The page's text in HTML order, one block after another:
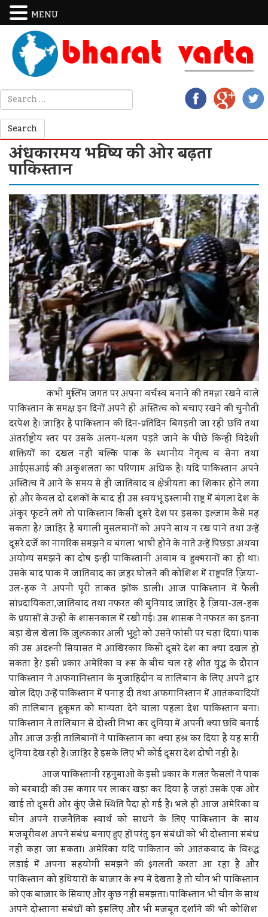
अंधकारमय भविष्य की ओर बढ़ता
पाकिस्तान
कभी मुस्लिम जगत पर अपना वर्चस्व बनाने की तमन्ना रखने वाले
पाकिस्तान के समक्ष इन दिनों अपने ही अस्तित्व को बचाए रखने की चुनौती
दरपेश है। ज़ाहिर है पाकिस्तान की दिन-प्रतिदिन बिगड़ती जा रही छवि तथा
अंतर्राष्ट्रीय स्तर पर उसके अलग-थलग पड़ते जाने के पीछे किन्हीं विदेशी
शक्तियों का दखल नहीं बल्कि पाक के स्थानीय नेतृत्व व सेना तथा
आईएसआई की अकुशलता का परिणाम अधिक है। यदि पाकिस्तान अपने
अस्तित्व में आने के समय से ही जातिवाद व क्षेत्रीयता का शिकार होने लगा
हो और केवल दो दशकों के बाद ही उस स्वयंभू इस्लामी राष्ट्र में बंगला देश के
अंकुर फूटने लगे तो पाकिस्तान किसी दूसरे देश पर इसका इल्ज़ाम कैसे मढ़
सकता है? ज़ाहिर है बंगाली मुसलमानों को अपने साथ न रख पाने तथा उन्हें
दूसरे दर्जे का नागरिक समझने व बंगला भाषी होने के नाते उन्हें पिछड़ा अथवा
अयोग्य समझने का दोष इन्हीं पाकिस्तानी अवाम व हुक्मरानों का ही था।
उसके बाद पाक में जातिवाद का ज़हर घोलने की कोशिश में राष्ट्रपति जि़या-
उल-हक ने अपनी पूरी ताकत झोंक डाली। आज पाकिस्तान में फैली
सांप्रदायिकता,जातिवाद तथा नफरत की बुनियाद ज़ाहिर है जि़या-उल-हक
के प्रयासों से उन्हीं के शासनकाल में रखी गई। उस शासक ने नफरत का इतना
बड़ा खेल खेला कि ज़ुल्फकार अली भुट्टो को उसने फांसी पर चढ़ा दिया। पाक
की उस अंदरूनी सियासत में आखिरकार किसी दूसरे देश का क्या दखल हो
सकता है? इसी प्रकार अमेरिका व रूस के बीच चल रहे शीत युद्ध के दौरान
पाकिस्तान ने अफगानिस्तान के मुजाहिदीन व तालिबान के लिए अपने द्वार
खोल दिए। उन्हें पाकिस्तान में पनाह दी तथा अफगानिस्तान में आतंकवादियों
की तालिबान हुकूमत को मान्यता देने वाला पहला देश पाकिस्तान बना।
पाकिस्तान ने तालिबान से दोस्ती निभा कर दुनिया में अपनी क्या छवि बनाई
और आज उन्हीं तालिबानों ने पाकिस्तान का क्या हश्र कर दिया है यह सारी
दुनिया देख रही है। ज़ाहिर है इसके लिए भी कोई दूसरा देश दोषी नहीं है।
आज पाकिस्तानी रहनुमाओं के इसी प्रकार के गलत फैसलों ने पाक
को बरबादी की उस कगार पर लाकर खड़ा कर दिया है जहां उसके एक ओर
खाई तो दूसरी ओर कुंए जैसे स्थिति पैदा हो गई है। भले ही आज अमेरिका व
चीन अपने राजनैतिक स्वार्थ को साधने के लिए पाकिस्तान के साथ
मजबूरीवश अपने संबंध बनाए हुए हों परंतु इन संबंधों को भी दोस्ताना संबंध
नहीं कहा जा सकता। अमेरिका यदि पाकितान को आतंकवाद के विरुद्ध
लड़ाई में अपना सहयोगी समझने की $गलती करता आ रहा है और
पाकिस्तान को हथियारों के बाज़ार के रूप में देखता है तो चीन भी पाकिस्तान
को एक बाज़ार के सिवाए और कुछ नहीं समझता। पाकिस्तान भी चीन के साथ
अपने दोस्ताना संबंधों को इसलिए और भी मज़बूत दर्शाने की भी कोशिश
MENU